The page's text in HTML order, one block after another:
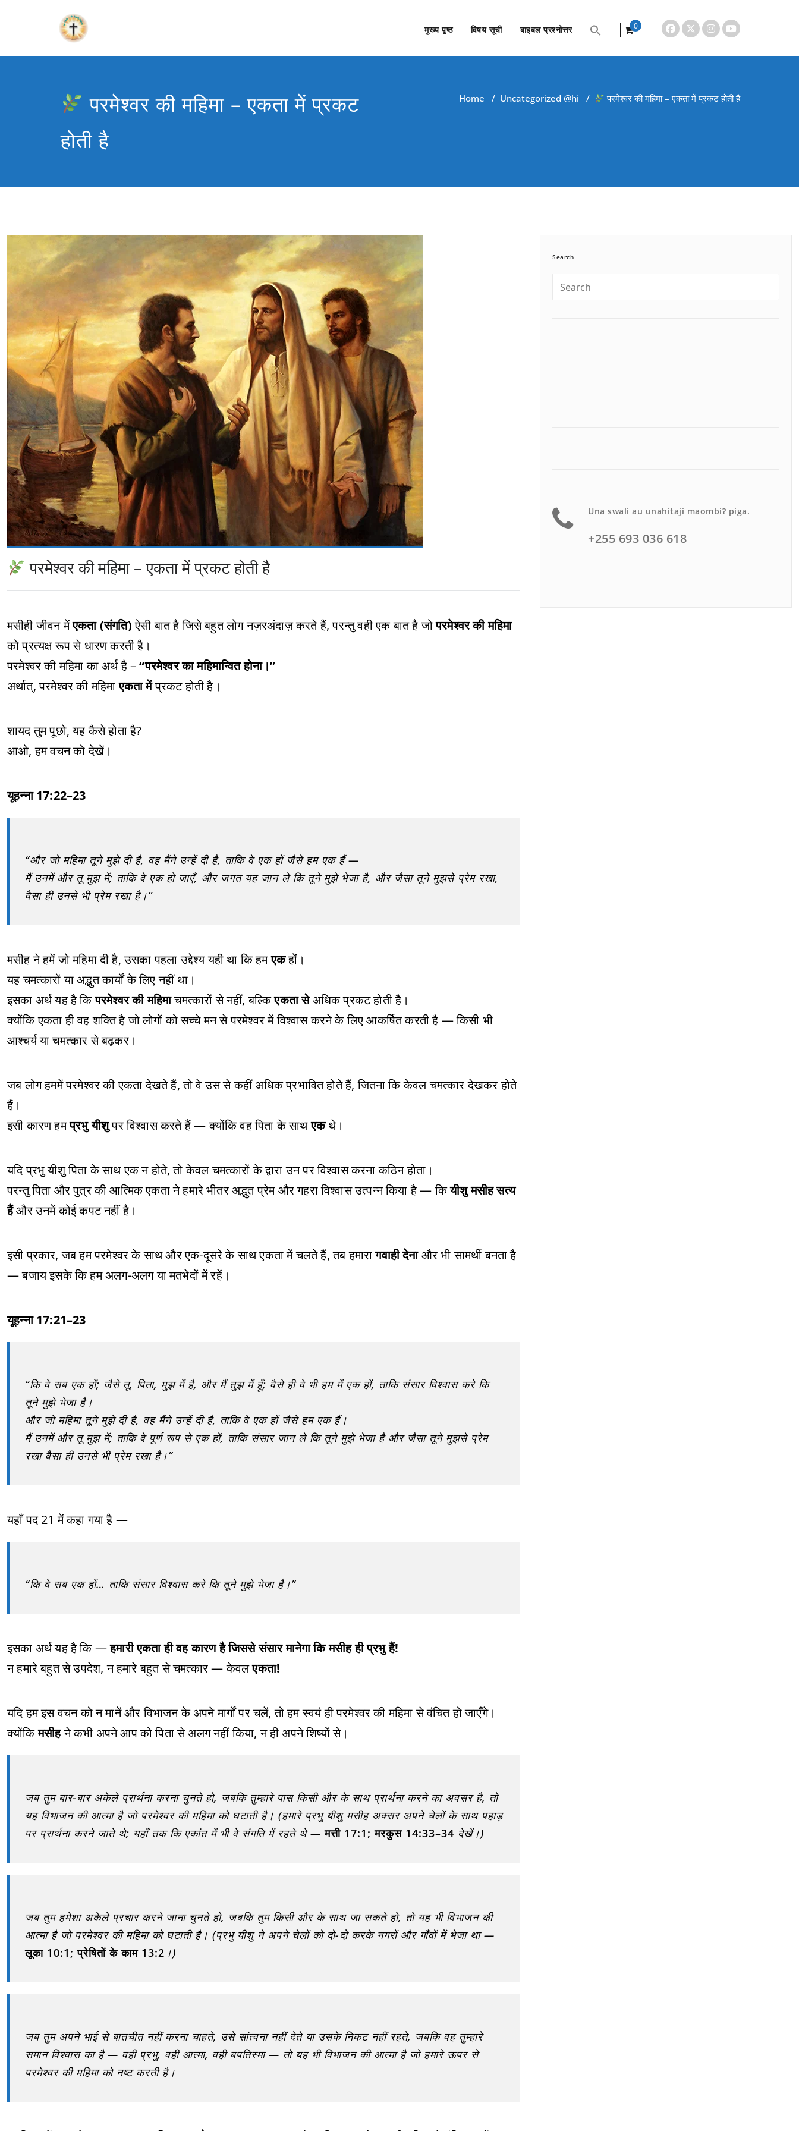
मुख्य पृष्ठ विषय सूची बाइबल प्रश्नोत्तर
0
परमेश्वर की महिमा – एकता में प्रकट
होती है
Home / Uncategorized @hi / परमेश्वर की महिमा – एकता में प्रकट होती है
परमेश्वर की महिमा – एकता में प्रकट होती है
मसीही जीवन मेंएकता (संगति)ऐसी बात है जिसे बहुत लोग नज़रअंदाज़ करते हैं, परन्तु वही एक बात है जोपरमेश्वर की महिमा
को प्रत्यक्ष रूप से धारण करती है।
परमेश्वर की महिमा का अर्थ है –“परमेश्वर का महिमान्वित होना।”
अर्थात्, परमेश्वर की महिमाएकता मेंप्रकट होती है।
शायद तुम पूछो, यह कैसे होता है?
आओ, हम वचन को देखें।
यूहन्ना 17:22–23
“और जो महिमा तूने मुझे दी है, वह मैंने उन्हें दी है, ताकि वे एक हों जैसे हम एक हैं —
मैं उनमें और तू मुझ में; ताकि वे एक हो जाएँ, और जगत यह जान ले कि तूने मुझे भेजा है, और जैसा तूने मुझसे प्रेम रखा,
वैसा ही उनसे भी प्रेम रखा है।”
मसीह ने हमें जो महिमा दी है, उसका पहला उद्देश्य यही था कि हमएकहों।
यह चमत्कारों या अद्भुत कार्यों के लिए नहीं था।
इसका अर्थ यह है किपरमेश्वर की महिमाचमत्कारों से नहीं, बल्किएकता सेअधिक प्रकट होती है।
क्योंकि एकता ही वह शक्ति है जो लोगों को सच्चे मन से परमेश्वर में विश्वास करने के लिए आकर्षित करती है — किसी भी
आश्चर्य या चमत्कार से बढ़कर।
जब लोग हममें परमेश्वर की एकता देखते हैं, तो वे उस से कहीं अधिक प्रभावित होते हैं, जितना कि केवल चमत्कार देखकर होते
हैं।
इसी कारण हमप्रभु यीशुपर विश्वास करते हैं — क्योंकि वह पिता के साथएकथे।
यदि प्रभु यीशु पिता के साथ एक न होते, तो केवल चमत्कारों के द्वारा उन पर विश्वास करना कठिन होता।
परन्तु पिता और पुत्र की आत्मिक एकता ने हमारे भीतर अद्भुत प्रेम और गहरा विश्वास उत्पन्न किया है — कियीशु मसीह सत्य
हैंऔर उनमें कोई कपट नहीं है।
इसी प्रकार, जब हम परमेश्वर के साथ और एक-दूसरे के साथ एकता में चलते हैं, तब हमारागवाही देनाऔर भी सामर्थी बनता है
— बजाय इसके कि हम अलग-अलग या मतभेदों में रहें।
यूहन्ना 17:21–23
“कि वे सब एक हों; जैसे तू, पिता, मुझ में है, और मैं तुझ में हूँ; वैसे ही वे भी हम में एक हों, ताकि संसार विश्वास करे कि
तूने मुझे भेजा है।
और जो महिमा तूने मुझे दी है, वह मैंने उन्हें दी है, ताकि वे एक हों जैसे हम एक हैं।
मैं उनमें और तू मुझ में; ताकि वे पूर्ण रूप से एक हों, ताकि संसार जान ले कि तूने मुझे भेजा है और जैसा तूने मुझसे प्रेम
रखा वैसा ही उनसे भी प्रेम रखा है।”
यहाँ पद 21 में कहा गया है —
“कि वे सब एक हों… ताकि संसार विश्वास करे कि तूने मुझे भेजा है।”
इसका अर्थ यह है कि —हमारी एकता ही वह कारण है जिससे संसार मानेगा कि मसीह ही प्रभु हैं!
न हमारे बहुत से उपदेश, न हमारे बहुत से चमत्कार — केवलएकता!
यदि हम इस वचन को न मानें और विभाजन के अपने मार्गों पर चलें, तो हम स्वयं ही परमेश्वर की महिमा से वंचित हो जाएँगे।
क्योंकिमसीहने कभी अपने आप को पिता से अलग नहीं किया, न ही अपने शिष्यों से।
जब तुम बार-बार अकेले प्रार्थना करना चुनते हो, जबकि तुम्हारे पास किसी और के साथ प्रार्थना करने का अवसर है, तो
यह विभाजन की आत्मा है जो परमेश्वर की महिमा को घटाती है। (हमारे प्रभु यीशु मसीह अक्सर अपने चेलों के साथ पहाड़
पर प्रार्थना करने जाते थे; यहाँ तक कि एकांत में भी वे संगति में रहते थे —मत्ती 17:1; मरकुस 14:33–34 देखें।)
जब तुम हमेशा अकेले प्रचार करने जाना चुनते हो, जबकि तुम किसी और के साथ जा सकते हो, तो यह भी विभाजन की
आत्मा है जो परमेश्वर की महिमा को घटाती है। (प्रभु यीशु ने अपने चेलों को दो-दो करके नगरों और गाँवों में भेजा था —
लूका 10:1; प्रेषितों के काम 13:2 ।)
जब तुम अपने भाई से बातचीत नहीं करना चाहते, उसे सांत्वना नहीं देते या उसके निकट नहीं रहते, जबकि वह तुम्हारे
समान विश्वास का है — वही प्रभु, वही आत्मा, वही बपतिस्मा — तो यह भी विभाजन की आत्मा है जो हमारे ऊपर से
परमेश्वर की महिमा को नष्ट करती है।
Search
Una swali au unahitaji maombi? piga.
+255 693 036 618